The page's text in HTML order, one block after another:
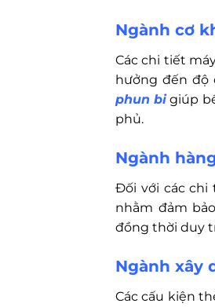
Ngành cơ
Các chi tiết
hưởng đến độ
phun bigiúp
phủ.
Ngành
Đối với các chi
nhằm đảm
đồng thời duy
Ngành xây
Các cấu kiện